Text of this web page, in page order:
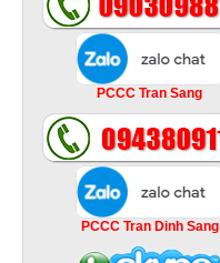
PCCC Tran Sang
PCCC Tran Dinh Sang